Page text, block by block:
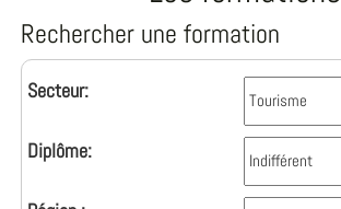
Rechercher une formation
Secteur:
Diplôme: